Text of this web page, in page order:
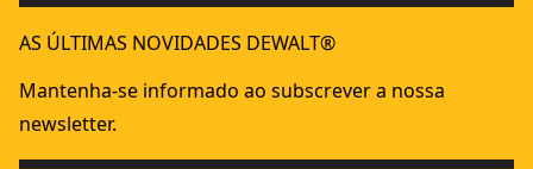
AS ÚLTIMAS NOVIDADES DEWALT®
Mantenha-se informado ao subscrever a nossa
newsletter.